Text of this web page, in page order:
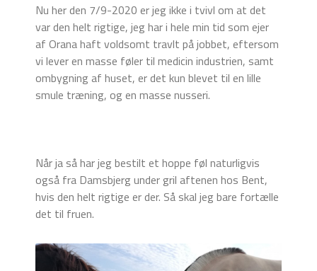
Nu her den 7/9-2020 er jeg ikke i tvivl om at det
var den helt rigtige, jeg har i hele min tid som ejer
af Orana haft voldsomt travlt på jobbet, eftersom
vi lever en masse føler til medicin industrien, samt
ombygning af huset, er det kun blevet til en lille
smule træning, og en masse nusseri.
Når ja så har jeg bestilt et hoppe føl naturligvis
også fra Damsbjerg under gril aftenen hos Bent,
hvis den helt rigtige er der. Så skal jeg bare fortælle
det til fruen.